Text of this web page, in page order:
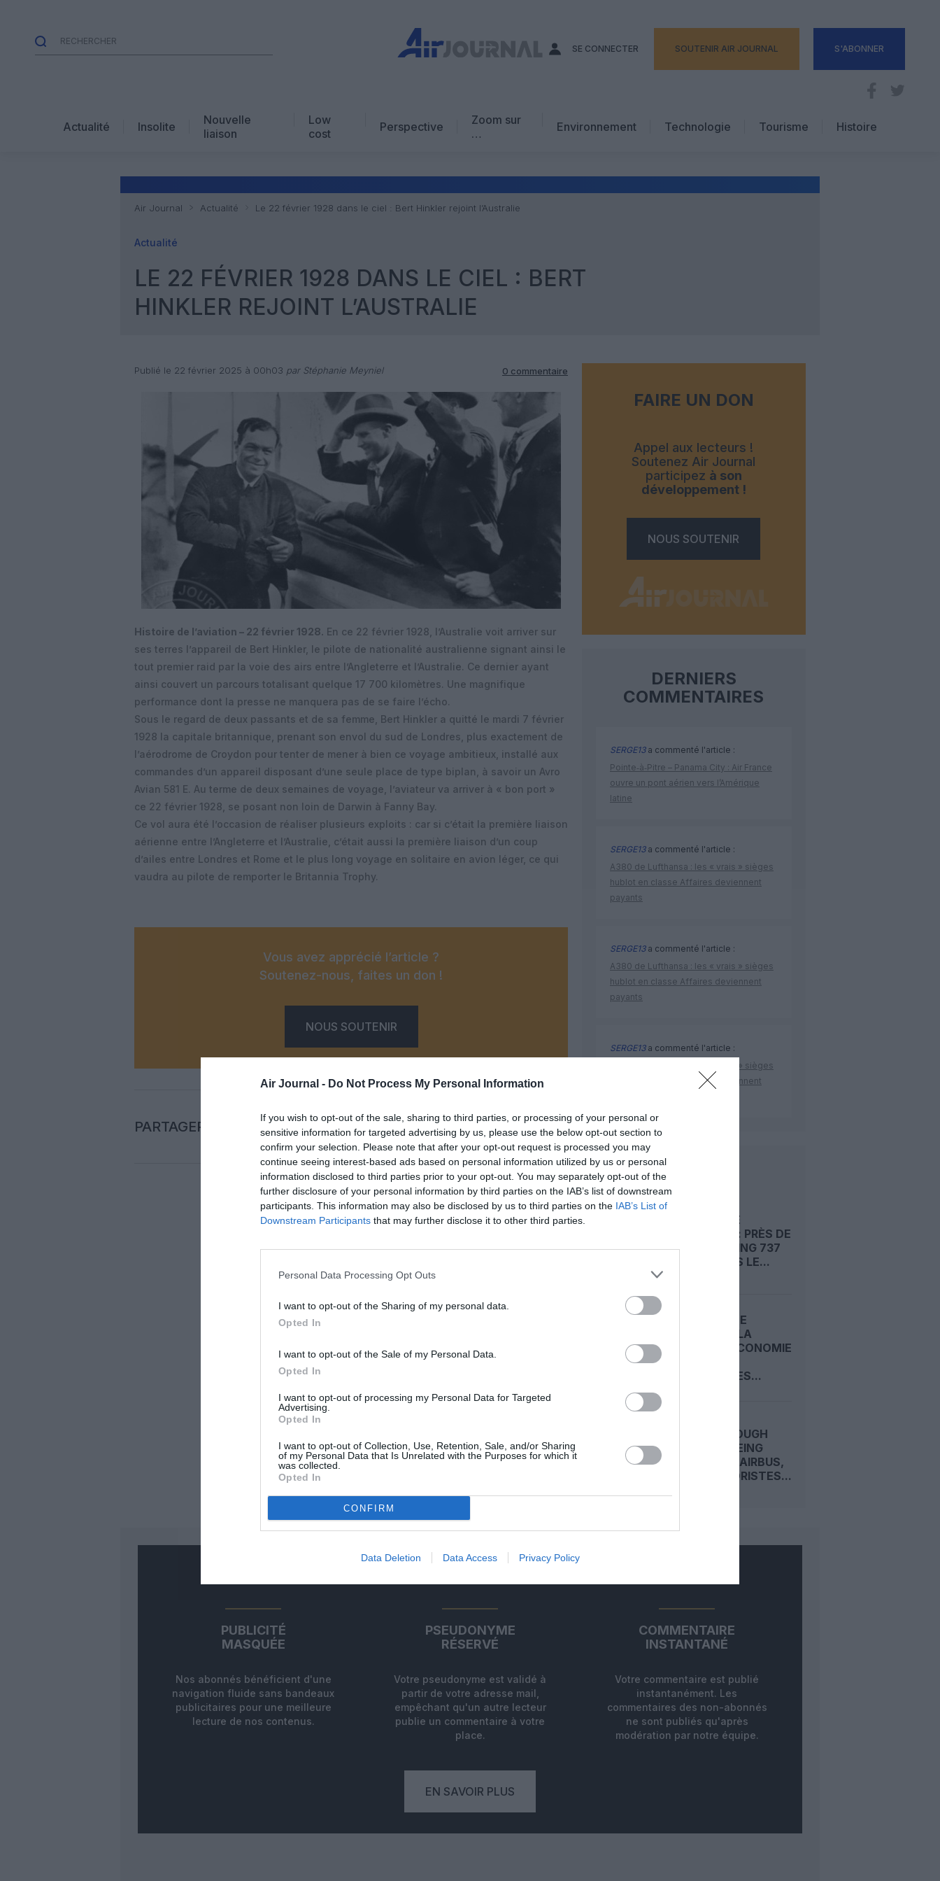
Air Journal - Do Not Process My Personal Information
If you wish to opt-out of the sale, sharing to third parties, or processing of your personal or
sensitive information for targeted advertising by us, please use the below opt-out section to
confirm your selection. Please note that after your opt-out request is processed you may
continue seeing interest-based ads based on personal information utilized by us or personal
information disclosed to third parties prior to your opt-out. You may separately opt-out of the
further disclosure of your personal information by third parties on the IAB’s list of downstream
participants. This information may also be disclosed by us to third parties on the IAB’s List of
Downstream Participants that may further disclose it to other third parties.
Personal Data Processing Opt Outs
I want to opt-out of the Sharing of my personal data.
Opted In
I want to opt-out of the Sale of my Personal Data.
Opted In
I want to opt-out of processing my Personal Data for Targeted
Advertising.
Opted In
I want to opt-out of Collection, Use, Retention, Sale, and/or Sharing
of my Personal Data that Is Unrelated with the Purposes for which it
was collected.
Opted In
CONFIRM
Data Deletion Data Access Privacy Policy
SE CONNECTER SOUTENIR AIR JOURNAL S'ABONNER
Actualité Insolite
Nouvelle
liaison
Low
cost
Perspective
Zoom sur
…
Avis d’expert
Environnement Technologie
Tourisme
Hôtellerie
Histoire
Air Journal Actualité Le 22 février 1928 dans le ciel : Bert Hinkler rejoint l’Australie
Actualité
LE 22 FÉVRIER 1928 DANS LE CIEL : BERT
HINKLER REJOINT L’AUSTRALIE
Publié le 22 février 2025 à 00h03 par Stéphanie Meyniel 0 commentaire
Histoire de l’aviation – 22 février 1928. En ce 22 février 1928, l’Australie voit arriver sur
ses terres l’appareil de Bert Hinkler, le pilote de nationalité australienne signant ainsi le
tout premier raid par la voie des airs entre l’Angleterre et l’Australie. Ce dernier ayant
ainsi couvert un parcours totalisant quelque 17 700 kilomètres. Une magnifique
performance dont la presse ne manquera pas de se faire l’écho.
Sous le regard de deux passants et de sa femme, Bert Hinkler a quitté le mardi 7 février
1928 la capitale britannique, prenant son envol du sud de Londres, plus exactement de
l’aérodrome de Croydon pour tenter de mener à bien ce voyage ambitieux, installé aux
commandes d’un appareil disposant d’une seule place de type biplan, à savoir un Avro
Avian 581 E. Au terme de deux semaines de voyage, l’aviateur va arriver à « bon port »
ce 22 février 1928, se posant non loin de Darwin à Fanny Bay.
Ce vol aura été l’occasion de réaliser plusieurs exploits : car si c’était la première liaison
aérienne entre l’Angleterre et l’Australie, c’était aussi la première liaison d’un coup
d’ailes entre Londres et Rome et le plus long voyage en solitaire en avion léger, ce qui
vaudra au pilote de remporter le Britannia Trophy.
Vous avez apprécié l’article ?
Soutenez-nous, faites un don !
NOUS SOUTENIR
PARTAGER L'ARTICLE
FacebookTwitter PinterestLinkedInEmail Print
Aucun commentaire !
LAISSER UN COMMENTAIRE
FAIRE UN DON
Appel aux lecteurs !
Soutenez Air Journal
participez à son
développement !
NOUS SOUTENIR
DERNIERS
COMMENTAIRES
SERGE13a commenté l'article :
Pointe‑à‑Pitre – Panama City : Air France
ouvre un pont aérien vers l’Amérique
latine
SERGE13a commenté l'article :
A380 de Lufthansa : les « vrais » sièges
hublot en classe Affaires deviennent
payants
SERGE13a commenté l'article :
A380 de Lufthansa : les « vrais » sièges
hublot en classe Affaires deviennent
payants
SERGE13a commenté l'article :
A380 de Lufthansa : les « vrais » sièges
hublot en classe Affaires deviennent
LIRE AUSSI
RISQUE DE
FISSURES : PRÈS DE
1 500 BOEING 737
MAX DANS LE...
CARNET DE
VOYAGE : LA
CLASSE ECONOMIE
D’EMIRATES...
FARNBOROUGH
2026 : BOEING
DEVANCE AIRBUS,
LES MOTORISTES...
PUBLICITÉ
MASQUÉE
Nos abonnés bénéficient d'une
navigation fluide sans bandeaux
publicitaires pour une meilleure
lecture de nos contenus.
PSEUDONYME
RÉSERVÉ
Votre pseudonyme est validé à
partir de votre adresse mail,
empêchant qu'un autre lecteur
publie un commentaire à votre
place.
COMMENTAIRE
INSTANTANÉ
Votre commentaire est publié
instantanément. Les
commentaires des non-abonnés
ne sont publiés qu'après
modération par notre équipe.
EN SAVOIR PLUS